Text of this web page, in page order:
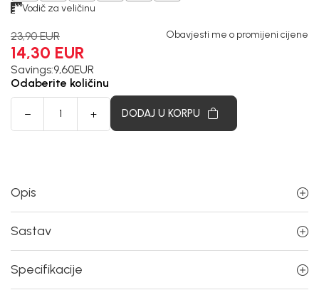
Vodič za veličinu
23,90 EUR
14,30 EUR
Savings:9,60EUR
Obavjesti me o promijeni cijene
Odaberite količinu
DODAJ U KORPU
Opis
Sastav
Specifikacije